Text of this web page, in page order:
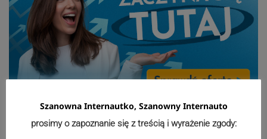
SportSzanowna Internautko, Szanowny Internauto
prosimy o zapoznanie się z treścią i wyrażenie zgody: